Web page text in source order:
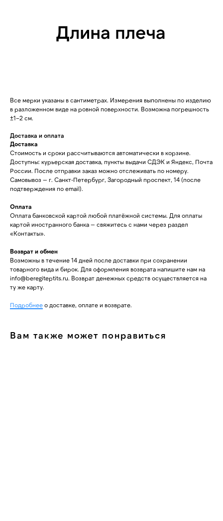
Все мерки указаны в сантиметрах. Измерения выполнены по изделию
в разложенном виде на ровной поверхности. Возможна погрешность
±1–2 см.
Доставка и оплата
Доставка
Стоимость и сроки рассчитываются автоматически в корзине.
Доступны: курьерская доставка, пункты выдачи СДЭК и Яндекс, Почта
России. После отправки заказ можно отслеживать по номеру.
Самовывоз — г. Санкт-Петербург, Загородный проспект, 14 (после
подтверждения по email).
Оплата
Оплата банковской картой любой платёжной системы. Для оплаты
картой иностранного банка — свяжитесь с нами через раздел
«Контакты».
Возврат и обмен
Возможны в течение 14 дней после доставки при сохранении
товарного вида и бирок. Для оформления возврата напишите нам на
info@beregiteptits.ru. Возврат денежных средств осуществляется на
ту же карту.
Подробнее о доставке, оплате и возврате.
Вам также может понравиться